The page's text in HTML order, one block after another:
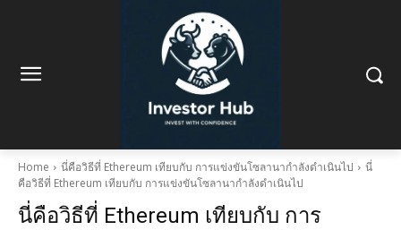
Home นี่คือวิธีที่ Ethereum เทียบกับ การแข่งขันโซลานากำลังดำเนินไป
นี่
คือวิธีที่ Ethereum เทียบกับ การแข่งขันโซลานากำลังดำเนินไป
นี่คือวิธีที่ Ethereum เทียบกับ การ